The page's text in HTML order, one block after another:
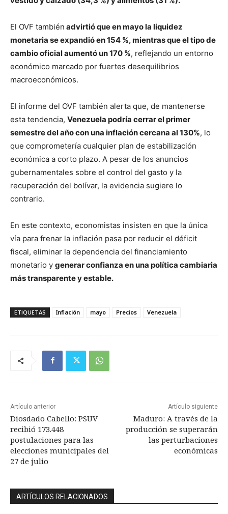
El OVF también advirtió que en mayo la liquidez
monetaria se expandió en 154 %, mientras que el tipo de
cambio oficial aumentó un 170 %, reflejando un entorno
económico marcado por fuertes desequilibrios
macroeconómicos.
El informe del OVF también alerta que, de mantenerse
esta tendencia, Venezuela podría cerrar el primer
semestre del año con una inflación cercana al 130%, lo
que comprometería cualquier plan de estabilización
económica a corto plazo. A pesar de los anuncios
gubernamentales sobre el control del gasto y la
recuperación del bolívar, la evidencia sugiere lo
contrario.
En este contexto, economistas insisten en que la única
vía para frenar la inflación pasa por reducir el déficit
fiscal, eliminar la dependencia del financiamiento
monetario y generar confianza en una política cambiaria
más transparente y estable.
ETIQUETAS Inflación mayo Precios Venezuela
Artículo anterior
Diosdado Cabello: PSUV
recibió 173.448
postulaciones para las
elecciones municipales del
27 de julio
Artículo siguiente
Maduro: A través de la
producción se superarán
las perturbaciones
económicas
ARTÍCULOS RELACIONADOS